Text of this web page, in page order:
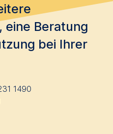
eine Beratung
bei Ihrer
1490